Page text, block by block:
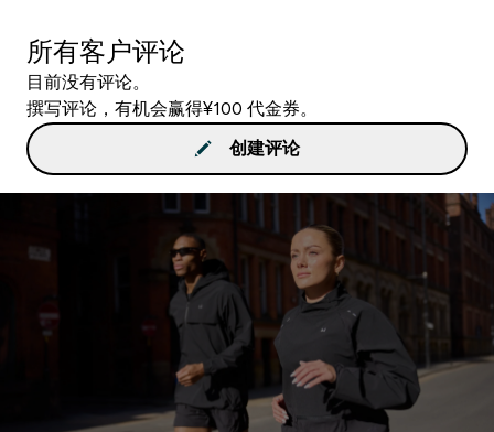
所有客户评论
目前没有评论。
撰写评论，有机会赢得¥100 代金券。
创建评论